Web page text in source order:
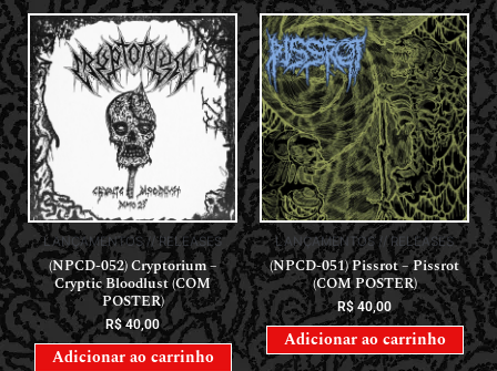
LANÇAMENTOS // RELEASES
(NPCD-052) Cryptorium –
Cryptic Bloodlust (COM
POSTER)
R$40,00
Adicionar ao carrinho
LANÇAMENTOS // RELEASES
(NPCD-051) Pissrot – Pissrot
(COM POSTER)
R$40,00
Adicionar ao carrinho